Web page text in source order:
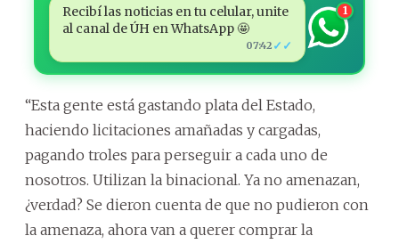
Recibí las noticias en tu celular, unite
al canal de ÚH en WhatsApp 🤩
07:42 ✓✓
1
“Esta gente está gastando plata del Estado,
haciendo licitaciones amañadas y cargadas,
pagando troles para perseguir a cada uno de
nosotros. Utilizan la binacional. Ya no amenazan,
¿verdad? Se dieron cuenta de que no pudieron con
la amenaza, ahora van a querer comprar la